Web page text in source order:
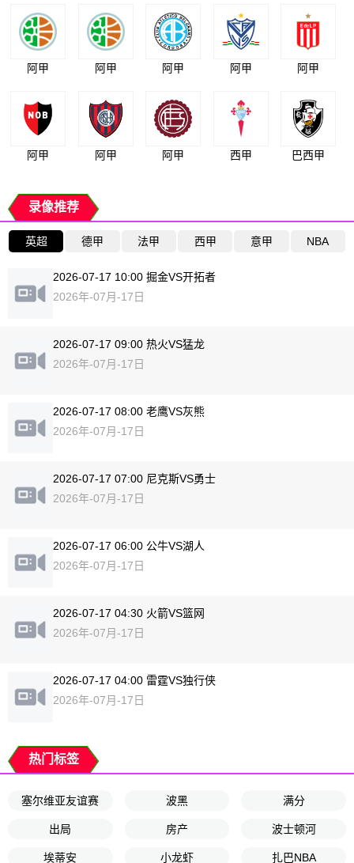
阿甲 阿甲 阿甲 阿甲 阿甲
阿甲 阿甲 阿甲 西甲 巴西甲
录像推荐
英超 德甲 法甲 西甲 意甲 NBA
2026-07-17 10:00 掘金VS开拓者
2026年-07月-17日
2026-07-17 09:00 热火VS猛龙
2026年-07月-17日
2026-07-17 08:00 老鹰VS灰熊
2026年-07月-17日
2026-07-17 07:00 尼克斯VS勇士
2026年-07月-17日
2026-07-17 06:00 公牛VS湖人
2026年-07月-17日
2026-07-17 04:30 火箭VS篮网
2026年-07月-17日
2026-07-17 04:00 雷霆VS独行侠
2026年-07月-17日
热门标签
塞尔维亚友谊赛 波黑 满分
出局 房产 波士顿河
埃蒂安 小龙虾 扎巴NBA